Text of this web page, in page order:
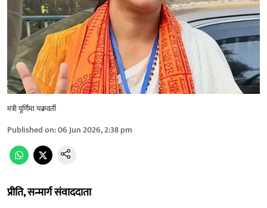
मंत्री पूर्णिमा चक्रवर्ती
Published on:06 Jun 2026, 2:38 pm
प्रीति, सन्मार्ग संवाददाता